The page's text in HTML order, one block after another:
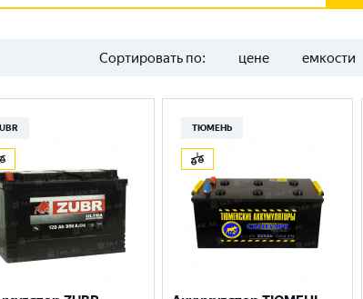
Сортировать по: цене емкости
ТЮМЕНЬ